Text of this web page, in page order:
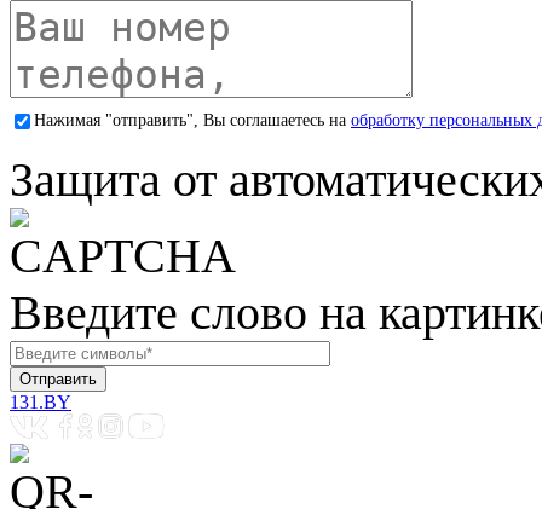
Нажимая "отправить", Вы соглашаетесь на обработку персональных
Защита от
Введите слово на
131.BY